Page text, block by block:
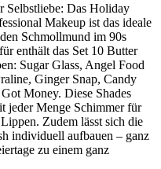
Selbstliebe: Das Holiday
Makeup ist das ideale
Schmollmund im 90s
enthält das Set 10 Butter
Sugar Glass, Angel Food
Ginger Snap, Candy
Money. Diese Shades
jeder Menge Schimmer für
Zudem lässt sich die
individuell aufbauen – ganz
zu einem ganz